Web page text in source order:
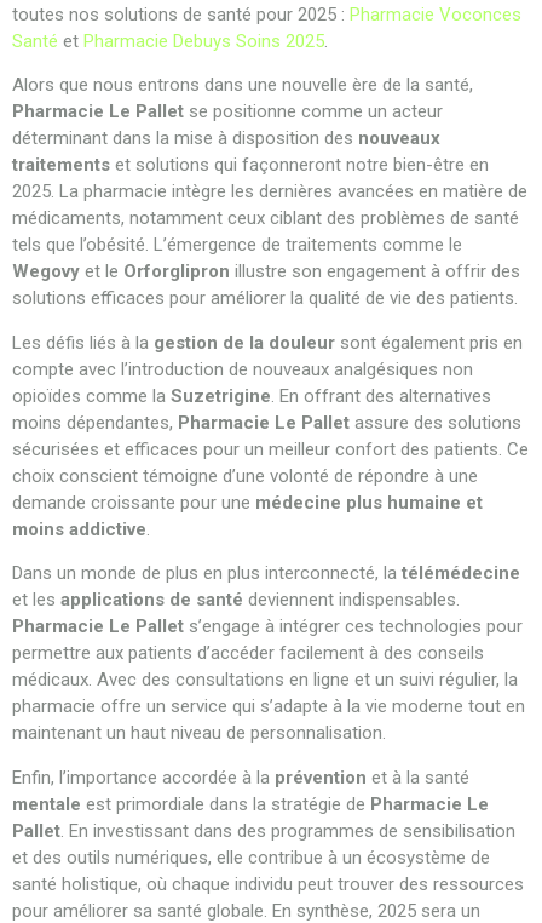
toutes nos solutions de santé pour 2025 : Pharmacie Voconces
Santé et Pharmacie Debuys Soins 2025.
Alors que nous entrons dans une nouvelle ère de la santé,
Pharmacie Le Pallet se positionne comme un acteur
déterminant dans la mise à disposition des nouveaux
traitements et solutions qui façonneront notre bien-être en
2025. La pharmacie intègre les dernières avancées en matière de
médicaments, notamment ceux ciblant des problèmes de santé
tels que l’obésité. L’émergence de traitements comme le
Wegovy et le Orforglipron illustre son engagement à offrir des
solutions efficaces pour améliorer la qualité de vie des patients.
Les défis liés à la gestion de la douleur sont également pris en
compte avec l’introduction de nouveaux analgésiques non
opioïdes comme la Suzetrigine. En offrant des alternatives
moins dépendantes, Pharmacie Le Pallet assure des solutions
sécurisées et efficaces pour un meilleur confort des patients. Ce
choix conscient témoigne d’une volonté de répondre à une
demande croissante pour une médecine plus humaine et
moins addictive.
Dans un monde de plus en plus interconnecté, la télémédecine
et les applications de santé deviennent indispensables.
Pharmacie Le Pallet s’engage à intégrer ces technologies pour
permettre aux patients d’accéder facilement à des conseils
médicaux. Avec des consultations en ligne et un suivi régulier, la
pharmacie offre un service qui s’adapte à la vie moderne tout en
maintenant un haut niveau de personnalisation.
Enfin, l’importance accordée à la prévention et à la santé
mentale est primordiale dans la stratégie de Pharmacie Le
Pallet . En investissant dans des programmes de sensibilisation
et des outils numériques, elle contribue à un écosystème de
santé holistique, où chaque individu peut trouver des ressources
pour améliorer sa santé globale. En synthèse, 2025 sera un